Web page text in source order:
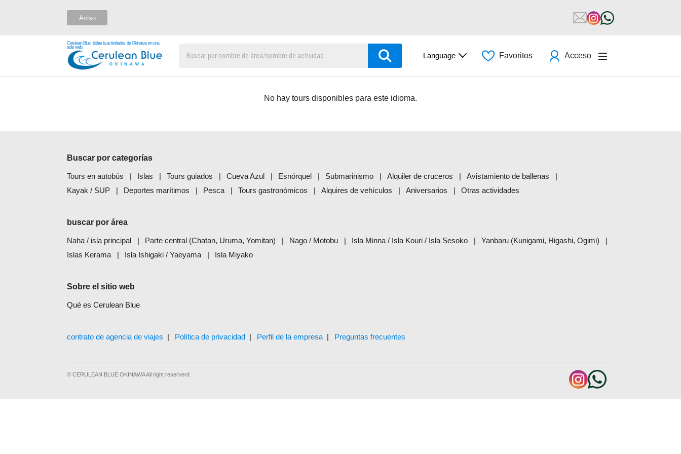
Aviso
Cerulean Blue, todas la actividades de Okinawa en una
sola web.
Language Favoritos Acceso
No hay tours disponibles para este idioma.
Buscar por categorías
Tours en autobús Islas Tours guiados Cueva Azul Esnórquel Submarinismo Alquiler de cruceros
Avistamiento de ballenas
Kayak / SUP
Deportes marítimos Pesca Tours gastronómicos Alquires de vehículos Aniversarios Otras actividades
buscar por área
Naha / isla principal Parte central (Chatan, Uruma, Yomitan) Nago / Motobu Isla Minna / Isla Kouri / Isla Sesoko
Yanbaru (Kunigami, Higashi, Ogimi)
Islas Kerama
Isla Ishigaki / Yaeyama Isla Miyako
Sobre el sitio web
Qué es Cerulean Blue
contrato de agencia de viajes Política de privacidad Perfil de la empresa Preguntas frecuentes
© CERULEAN BLUE OKINAWA All right reserverd